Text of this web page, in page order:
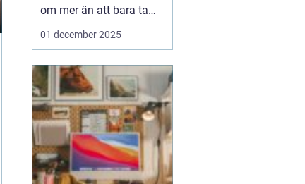
om mer än att bara ta
hand om djuren.
överväldigande, och
kliniksystem för en
veterinär blir verktyget
som underlättar denna
börda. G...
01 december 2025